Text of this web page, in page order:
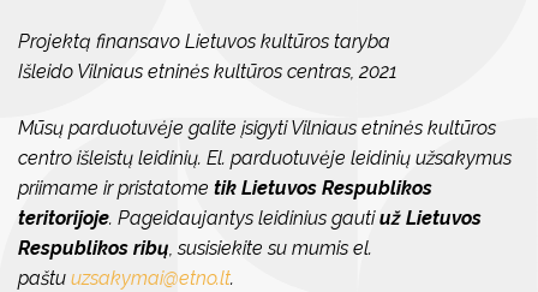
Projektą finansavo Lietuvos kultūros taryba
Išleido Vilniaus etninės kultūros centras, 2021
Mūsų parduotuvėje galite įsigyti Vilniaus etninės kultūros
centro išleistų leidinių. El. parduotuvėje leidinių užsakymus
priimame ir pristatome tik Lietuvos Respublikos
teritorijoje. Pageidaujantys leidinius gautiuž Lietuvos
Respublikos ribų, susisiekite su mumis el.
paštu uzsakymai@etno.lt.